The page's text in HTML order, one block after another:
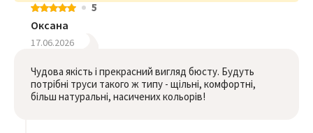
5
Оксана
17.06.2026
Чудова якість і прекрасний вигляд бюсту. Будуть
потрібні труси такого ж типу - щільні, комфортні,
більш натуральні, насичених кольорів!